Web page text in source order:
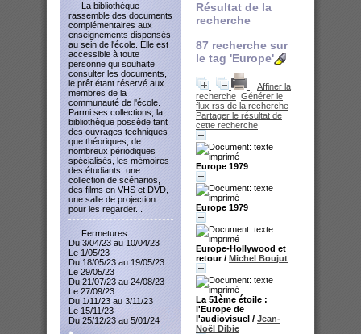
Résultat de la
recherche
87 recherche sur
le tag 'Europe'
Affiner la
recherche Générer le
flux rss de la recherche
Partager le résultat de
cette recherche
Europe 1979
Europe 1979
Europe-Hollywood et
retour/ Michel Boujut
La 51ème étoile :
l'Europe de
l'audiovisuel / Jean-
Noël Dibie
La bibliothèque
rassemble des documents
complémentaires aux
enseignements dispensés
au sein de l'école. Elle est
accessible à toute
personne qui souhaite
consulter les documents,
le prêt étant réservé aux
membres de la
communauté de l'école.
Parmi ses collections, la
bibliothèque possède tant
des ouvrages techniques
que théoriques, de
nombreux périodiques
spécialisés, les mémoires
des étudiants, une
collection de scénarios,
des films en VHS et DVD,
une salle de projection
pour les regarder...
Fermetures :
Du 3/04/23 au 10/04/23
Le 1/05/23
Du 18/05/23 au 19/05/23
Le 29/05/23
Du 21/07/23 au 24/08/23
Le 27/09/23
Du 1/11/23 au 3/11/23
Le 15/11/23
Du 25/12/23 au 5/01/24